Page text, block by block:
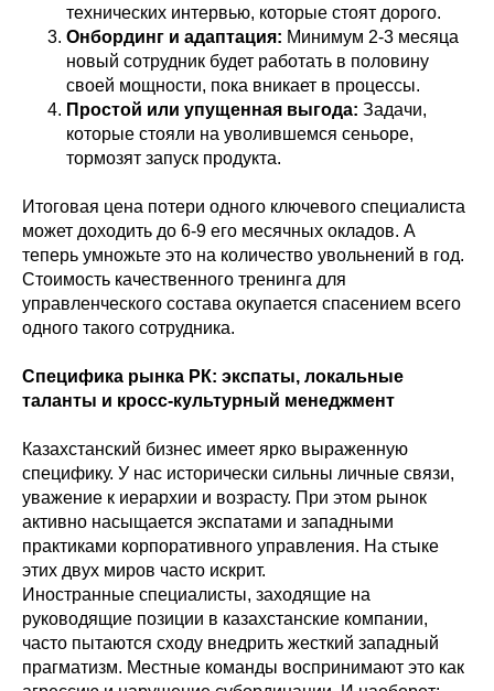
технических интервью, которые стоят дорого.
Онбординг и адаптация: Минимум 2-3 месяца
новый сотрудник будет работать в половину
своей мощности, пока вникает в процессы.
Простой или упущенная выгода: Задачи,
которые стояли на уволившемся сеньоре,
тормозят запуск продукта.
Итоговая цена потери одного ключевого специалиста
может доходить до 6-9 его месячных окладов. А
теперь умножьте это на количество увольнений в год.
Стоимость качественного тренинга для
управленческого состава окупается спасением всего
одного такого сотрудника.
Специфика рынка РК: экспаты, локальные
таланты и кросс-культурный менеджмент
Казахстанский бизнес имеет ярко выраженную
специфику. У нас исторически сильны личные связи,
уважение к иерархии и возрасту. При этом рынок
активно насыщается экспатами и западными
практиками корпоративного управления. На стыке
этих двух миров часто искрит.
Иностранные специалисты, заходящие на
руководящие позиции в казахстанские компании,
часто пытаются сходу внедрить жесткий западный
прагматизм. Местные команды воспринимают это как